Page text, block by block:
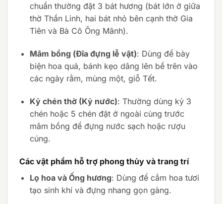
chuẩn thường đặt 3 bát hương (bát lớn ở giữa
thờ Thần Linh, hai bát nhỏ bên cạnh thờ Gia
Tiên và Bà Cô Ông Mãnh).
Mâm bồng (Đĩa đựng lễ vật): Dùng để bày
biện hoa quả, bánh kẹo dâng lên bề trên vào
các ngày rằm, mùng một, giỗ Tết.
Kỷ chén thờ (Kỷ nước): Thường dùng kỷ 3
chén hoặc 5 chén đặt ở ngoài cùng trước
mâm bồng để đựng nước sạch hoặc rượu
cúng.
Các vật phẩm hỗ trợ phong thủy và trang trí
Lọ hoa và Ống hương: Dùng để cắm hoa tươi
tạo sinh khí và đựng nhang gọn gàng.